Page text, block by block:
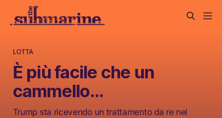
LOTTA
È più facile che un
cammello…
Trump sta ricevendo un trattamento da re nel